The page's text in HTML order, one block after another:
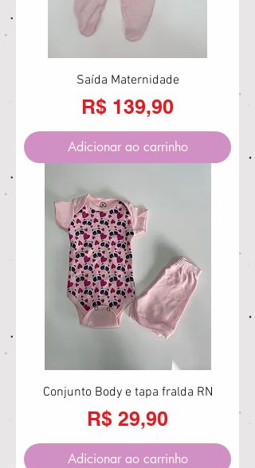
Saída Maternidade
Preço
R$ 139,90
Adicionar ao carrinho
Conjunto Body e tapa fralda RN
Preço
R$ 29,90
Adicionar ao carrinho